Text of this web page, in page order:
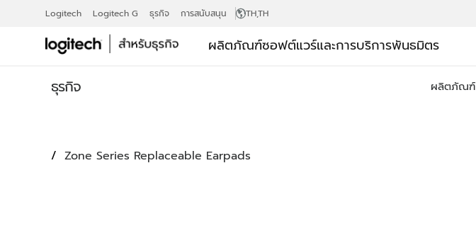
นวม
ครอบ
Logitech Logitech G ธุรกิจ การสนับสนุน TH,TH
ผลิตภัณฑ์ซอฟต์แวร์และการบริการพันธมิตร
ธุรกิจ ผลิตภัณฑ์
Zone Series Replaceable Earpads